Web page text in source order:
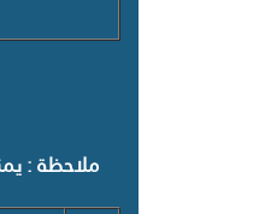
ملاحظة: